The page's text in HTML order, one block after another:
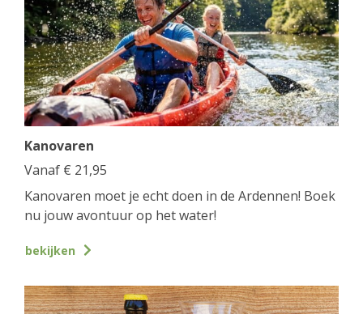
Kanovaren
Vanaf € 21,95
Kanovaren moet je echt doen in de Ardennen! Boek
nu jouw avontuur op het water!
bekijken